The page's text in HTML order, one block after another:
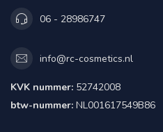
06 - 28986747
info@rc-cosmetics.nl
KVK nummer: 52742008
btw-nummer: NL001617549B86